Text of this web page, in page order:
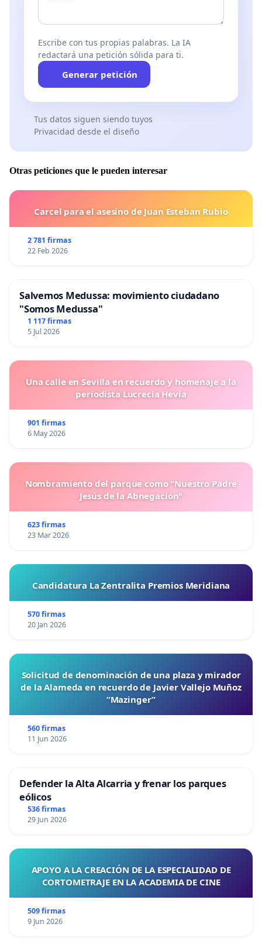
Escribe con tus propias palabras. La IA
redactará una petición sólida para ti.
Generar petición
Tus datos siguen siendo tuyos
Privacidad desde el diseño
Otras peticiones que le pueden interesar
Carcel para el asesino de Juan Esteban Rubio
2 781 firmas
22 Feb 2026
Salvemos Medussa: movimiento ciudadano
"Somos Medussa"
1 117 firmas
5 Jul 2026
Una calle en Sevilla en recuerdo y homenaje a la
periodista Lucrecia Hevia
901 firmas
6 May 2026
Nombramiento del parque como "Nuestro Padre
Jesús de la Abnegación"
623 firmas
23 Mar 2026
Candidatura La Zentralita Premios Meridiana
570 firmas
20 Jan 2026
Solicitud de denominación de una plaza y mirador
de la Alameda en recuerdo de Javier Vallejo Muñoz
“Mazinger”
560 firmas
11 Jun 2026
Defender la Alta Alcarria y frenar los parques
eólicos
536 firmas
29 Jun 2026
APOYO A LA CREACIÓN DE LA ESPECIALIDAD DE
CORTOMETRAJE EN LA ACADEMIA DE CINE
509 firmas
9 Jun 2026